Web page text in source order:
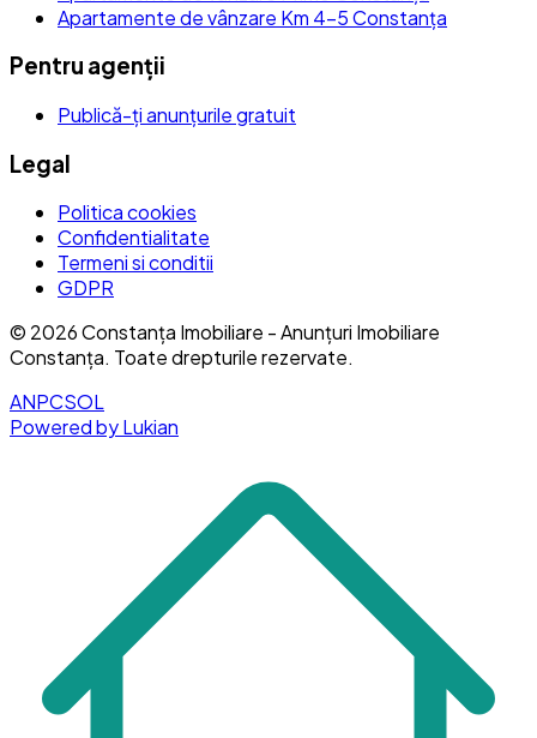
Apartamente de vânzare Km 4-5 Constanța
Pentru agenții
Publică-ți anunțurile gratuit
Legal
Politica cookies
Confidentialitate
Termeni si conditii
GDPR
© 2026Constanța Imobiliare - Anunțuri Imobiliare
Constanța. Toate drepturile rezervate.
ANPCSOL
Powered by Lukian